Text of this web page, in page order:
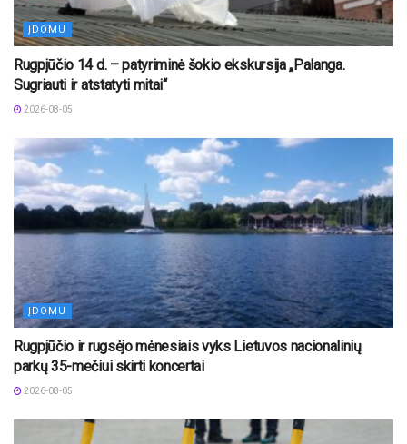
ĮDOMU
Rugpjūčio 14 d. – patyriminė šokio ekskursija „Palanga.
Sugriauti ir atstatyti mitai“
2026-08-05
ĮDOMU
Rugpjūčio ir rugsėjo mėnesiais vyks Lietuvos nacionalinių
parkų 35-mečiui skirti koncertai
2026-08-05